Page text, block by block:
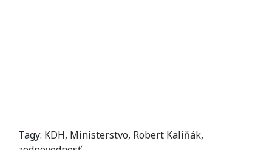
Tagy: KDH, Ministerstvo, Robert Kaliňák,